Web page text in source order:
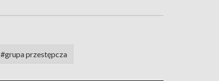
#grupa przestępcza